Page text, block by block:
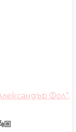
Фол“,